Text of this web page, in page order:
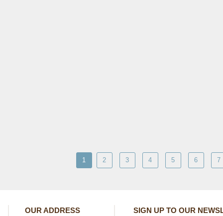
1 2 3 4 5 6 7
OUR ADDRESS SIGN UP TO OUR